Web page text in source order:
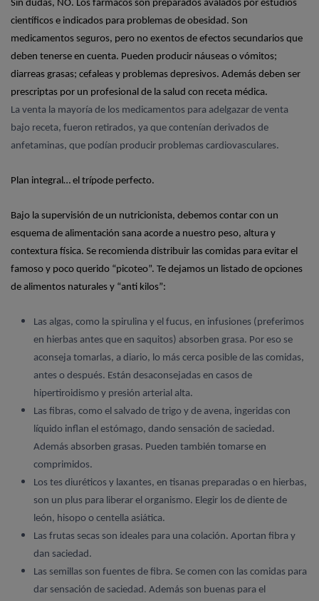
Sin dudas, NO. Los fármacos son preparados avalados por estudios
científicos e indicados para problemas de obesidad. Son
medicamentos seguros, pero no exentos de efectos secundarios que
deben tenerse en cuenta. Pueden producir náuseas o vómitos;
diarreas grasas; cefaleas y problemas depresivos. Además deben ser
prescriptas por un profesional de la salud con receta médica.
La venta la mayoría de los medicamentos para adelgazar de venta
bajo receta, fueron retirados, ya que contenían derivados de
anfetaminas, que podían producir problemas cardiovasculares.
Plan integral… el trípode perfecto.
Bajo la supervisión de un nutricionista, debemos contar con un
esquema de alimentación sana acorde a nuestro peso, altura y
contextura física. Se recomienda distribuir las comidas para evitar el
famoso y poco querido “picoteo”. Te dejamos un listado de opciones
de alimentos naturales y “anti kilos”:
Las algas, como la spirulina y el fucus, en infusiones (preferimos
en hierbas antes que en saquitos) absorben grasa. Por eso se
aconseja tomarlas, a diario, lo más cerca posible de las comidas,
antes o después. Están desaconsejadas en casos de
hipertiroidismo y presión arterial alta.
Las fibras, como el salvado de trigo y de avena, ingeridas con
líquido inflan el estómago, dando sensación de saciedad.
Además absorben grasas. Pueden también tomarse en
comprimidos.
Los tes diuréticos y laxantes, en tisanas preparadas o en hierbas,
son un plus para liberar el organismo. Elegir los de diente de
león, hisopo o centella asiática.
Las frutas secas son ideales para una colación. Aportan fibra y
dan saciedad.
Las semillas son fuentes de fibra. Se comen con las comidas para
dar sensación de saciedad. Además son buenas para el